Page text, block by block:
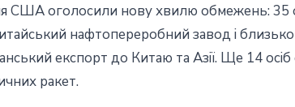
США оголосили нову хвилю обмежень: 35
китайський нафтопереробний завод і
експорт до Китаю та Азії. Ще 14 осіб
ракет.